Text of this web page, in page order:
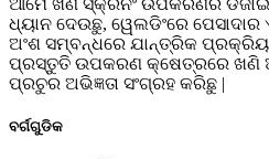
ଆମେ ଖଣି ସ୍କ୍ରିନିଂ ଉପକରଣର
ଧ୍ୟାନ ଦେଉଛୁ, ୱେଲଡିଂରେ
ଅଂଶ ସମ୍ବନ୍ଧରେ ଯାନ୍ତ୍ରିକ
ପ୍ରସ୍ତୁତି ଉପକରଣ କ୍ଷେତ୍ରରେ ଖଣି
ପ୍ରଚୁର ଅଭିଜ୍ଞତା ସଂଗ୍ରହ କରିଛୁ |
ବର୍ଗଗୁଡିକ